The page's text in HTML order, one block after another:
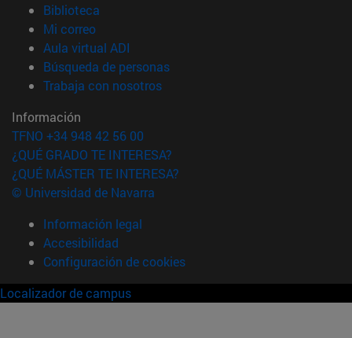
Biblioteca
Mi correo(abre en nueva ventana)
Aula virtual ADI
Búsqueda de personas(abre en nueva ventana)
Trabaja con nosotros(abre en nueva ventana)
Información
TFNO +34 948 42 56 00
¿QUÉ GRADO TE INTERESA?
¿QUÉ MÁSTER TE INTERESA?
© Universidad de Navarra
Información legal
Accesibilidad
Configuración de cookies
Localizador de campus